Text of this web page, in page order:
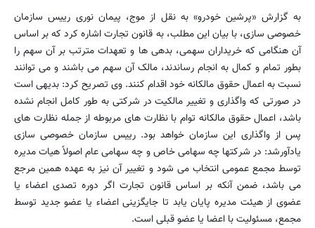
به گزارش «پرشین خودرو» به نقل از موج، پیمان نوری رییس سازمان
خصوصی سازی، با بیان این مطلب، به قانون تجارت اشاره کرد که بر اساس
آن هنگامی که خریداران سهمی، بدهی ها و تعهدات مترتب بر آن سهم را
بطور تمام و کمال به انجام رساندند، مالک آن سهم می باشند و می توانند
نسبت به اعمال حقوق مالکانه خود اقدام کنند. وی تصریح کرد: بدیهی است
در صورتی که واگذاری و تغییر مالکیت در شرکتی به طور کامل انجام نشده
باشد، اعمال حقوق مالکانه توام با نظارت های مربوطه از جمله نظارت های
پس از واگذاری این سازمان خواهد بود. رییس سازمان خصوصی سازی
یادآورشد: در شرکتها چه سهامی خاص و چه سهامی عام اصولاً هیات مدیره
توسط مجمع عمومی انتخاب می شود و تغییر آن نیز به عهده همین مرجع
می باشد، ضمن آنکه بر اساس قانون تجارت اگر دوره تصدی اعضاء یا
عضوی از هیئت مدیره پایان یابد تا جایگزینی اعضاء یا عضو جدید توسط
مجمع، مسئولیت با اعضا یا عضو قبلی است.